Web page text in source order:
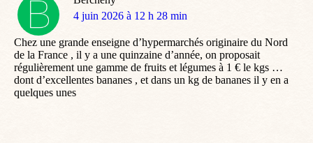
dit
4 juin 2026 à 12 h 28 min
Chez une grande enseigne d’hypermarchés originaire du Nord
de la France , il y a une quinzaine d’année, on proposait
régulièrement une gamme de fruits et légumes à 1 € le kgs …
dont d’excellentes bananes , et dans un kg de bananes il y en a
quelques unes